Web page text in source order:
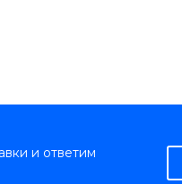
и ответим